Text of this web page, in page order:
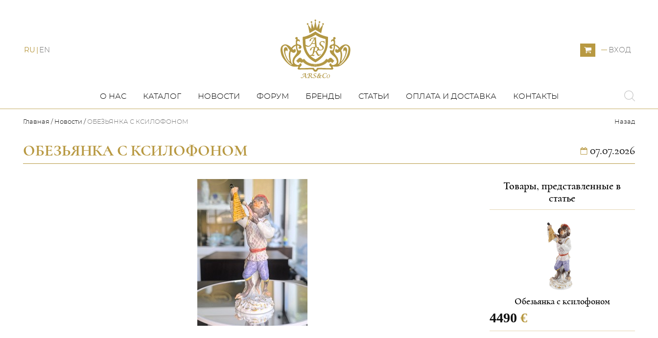
RU EN ВХОД
О НАС КАТАЛОГ НОВОСТИ ФОРУМ БРЕНДЫ СТАТЬИ ОПЛАТА И ДОСТАВКА КОНТАКТЫ
Главная Новости ОБЕЗЬЯНКА С КСИЛОФОНОМ Назад
ОБЕЗЬЯНКА С КСИЛОФОНОМ 07.07.2026
Товары, представленные в
статье
Обезьянка с ксилофоном
4490 €